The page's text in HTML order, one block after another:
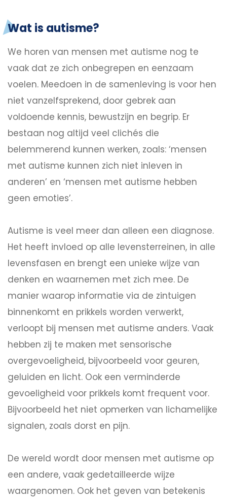
Wat is autisme?
We horen van mensen met autisme nog te
vaak dat ze zich onbegrepen en eenzaam
voelen. Meedoen in de samenleving is voor hen
niet vanzelfsprekend, door gebrek aan
voldoende kennis, bewustzijn en begrip. Er
bestaan nog altijd veel clichés die
belemmerend kunnen werken, zoals: ‘mensen
met autisme kunnen zich niet inleven in
anderen’ en ‘mensen met autisme hebben
geen emoties’.
Autisme is veel meer dan alleen een diagnose.
Het heeft invloed op alle levensterreinen, in alle
levensfasen en brengt een unieke wijze van
denken en waarnemen met zich mee. De
manier waarop informatie via de zintuigen
binnenkomt en prikkels worden verwerkt,
verloopt bij mensen met autisme anders. Vaak
hebben zij te maken met sensorische
overgevoeligheid, bijvoorbeeld voor geuren,
geluiden en licht. Ook een verminderde
gevoeligheid voor prikkels komt frequent voor.
Bijvoorbeeld het niet opmerken van lichamelijke
signalen, zoals dorst en pijn.
De wereld wordt door mensen met autisme op
een andere, vaak gedetailleerde wijze
waargenomen. Ook het geven van betekenis